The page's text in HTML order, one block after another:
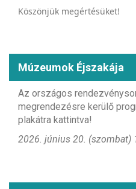
Köszönjük megértésüket!
Múzeumok Éjszakája
Az országos
megrendezésre kerülő
plakátra kattintva!
2026. június 20. (szombat)